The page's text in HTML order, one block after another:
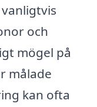
och
mögel på
målade
kan ofta